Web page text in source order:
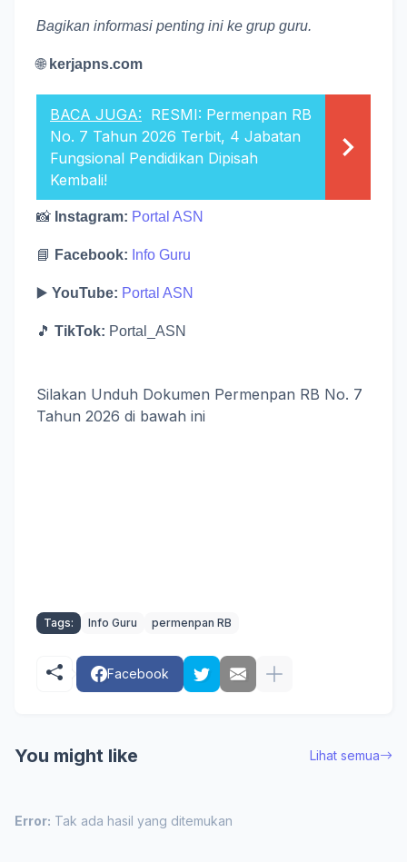
Bagikan informasi penting ini ke grup guru.
🌐 kerjapns.com
BACA JUGA: RESMI: Permenpan RB
No. 7 Tahun 2026 Terbit, 4 Jabatan
Fungsional Pendidikan Dipisah
Kembali!
📸 Instagram: Portal ASN
📘 Facebook: Info Guru
▶️ YouTube: Portal ASN
🎵 TikTok: Portal_ASN
Silakan Unduh Dokumen Permenpan RB No. 7
Tahun 2026 di bawah ini
Tags: Info Guru permenpan RB
Facebook
You might like Lihat semua
Error: Tak ada hasil yang ditemukan